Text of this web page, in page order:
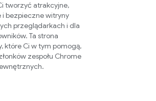
tworzyć atrakcyjne,
i bezpieczne witryny
przeglądarkach i dla
Ta strona
które Ci w tym pomogą,
zespołu Chrome